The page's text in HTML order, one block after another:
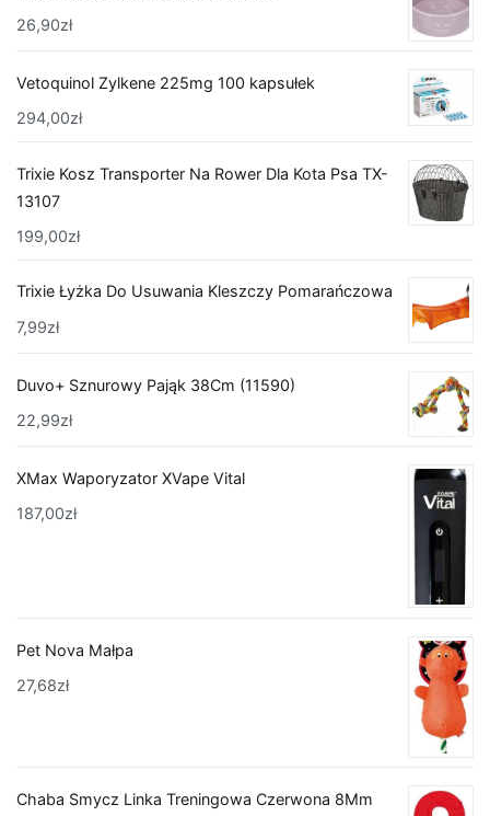
26,90zł
Vetoquinol Zylkene 225mg 100 kapsułek
294,00zł
Trixie Kosz Transporter Na Rower Dla Kota Psa TX-
13107
199,00zł
Trixie Łyżka Do Usuwania Kleszczy Pomarańczowa
7,99zł
Duvo+ Sznurowy Pająk 38Cm (11590)
22,99zł
XMax Waporyzator XVape Vital
187,00zł
Pet Nova Małpa
27,68zł
Chaba Smycz Linka Treningowa Czerwona 8Mm